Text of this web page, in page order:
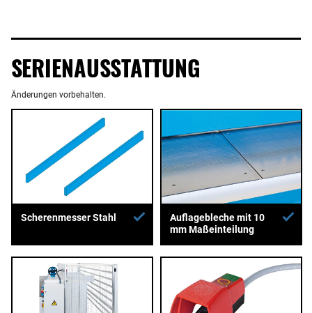
SERIENAUSSTATTUNG
Änderungen vorbehalten.
Scherenmesser Stahl
Auflagebleche mit 10
mm Maßeinteilung